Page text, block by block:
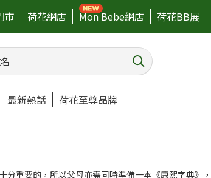
市 荷花網店 Mon Bebe網店 荷花BB展
最新熱話 荷花至尊品牌
重要的，所以父母亦需同時準備一本《康熙字典》